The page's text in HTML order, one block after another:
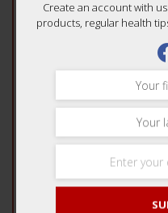
Email*
Create an account with
products, regular health